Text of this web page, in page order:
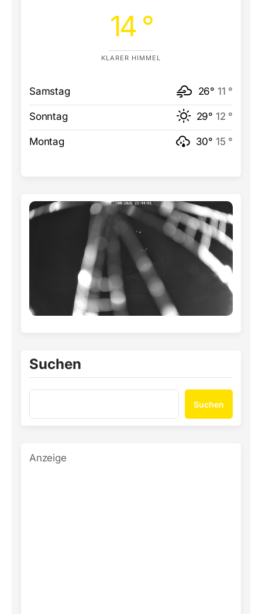
14 °
KLARER HIMMEL
Samstag 26° 11 °
Sonntag 29° 12 °
Montag 30° 15 °
Suchen
Suchen
Anzeige